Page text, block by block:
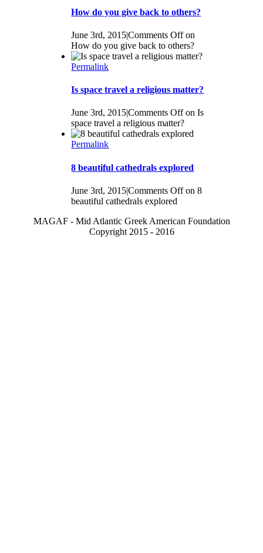
How do you give back to others?
June 3rd, 2015|Comments Offon
How do you give back to others?
Permalink
Is space travel a religious matter?
June 3rd, 2015|Comments Offon Is
space travel a religious matter?
Permalink
8 beautiful cathedrals explored
June 3rd, 2015|Comments Offon 8
beautiful cathedrals explored
MAGAF - Mid Atlantic Greek American Foundation
Copyright 2015 - 2016